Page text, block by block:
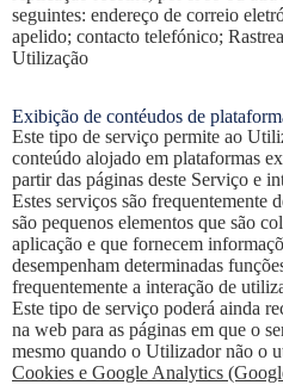
seguintes: endereço de correio
apelido; contacto telefónico;
Utilização
Exibição de contéudos de
Este tipo de serviço permite ao
conteúdo alojado em plataformas
partir das páginas deste Serviço e
Estes serviços são frequentemente
são pequenos elementos que são
aplicação e que fornecem
desempenham determinadas
frequentemente a interação de
Este tipo de serviço poderá ainda
na web para as páginas em que o
mesmo quando o Utilizador não o
Cookies e Google Analytics